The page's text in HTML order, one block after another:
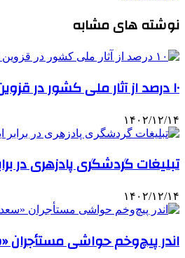
نوشته های مشابه
۱۰ درصد از آثار ملی کشور در قزوین است
۱۴۰۲/۱۲/۱۴
تبلیغات گردشگری پادزهری در
۱۴۰۲/۱۲/۱۴
اندر پیچ‌وخم حواشی مستأجران